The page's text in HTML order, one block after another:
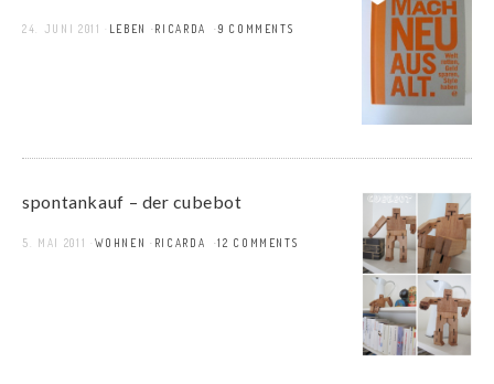
24. JUNI 2011 LEBEN RICARDA 9 COMMENTS
spontankauf – der cubebot
5. MAI 2011 WOHNEN RICARDA 12 COMMENTS